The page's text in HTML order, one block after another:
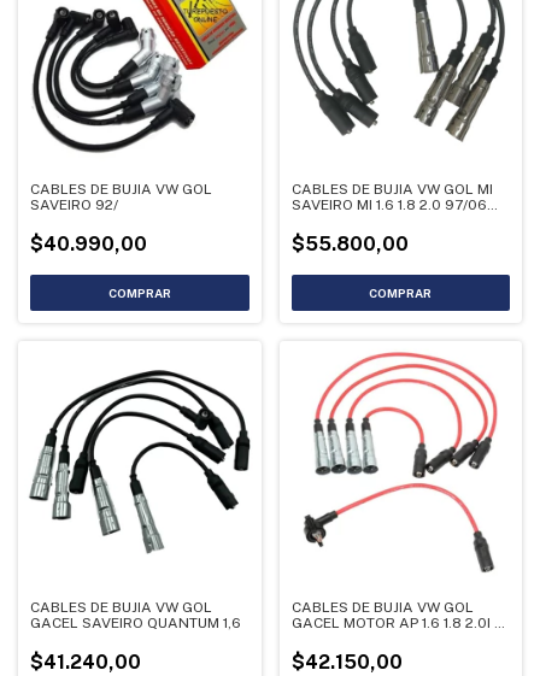
CABLES DE BUJIA VW GOL
SAVEIRO 92/
$40.990,00
CABLES DE BUJIA VW GOL MI
SAVEIRO MI 1.6 1.8 2.0 97/06
$55.800,00
CABLES DE BUJIA VW GOL
GACEL SAVEIRO QUANTUM 1,6
$41.240,00
CABLES DE BUJIA VW GOL
GACEL MOTOR AP 1.6 1.8 2.0I F
$42.150,00